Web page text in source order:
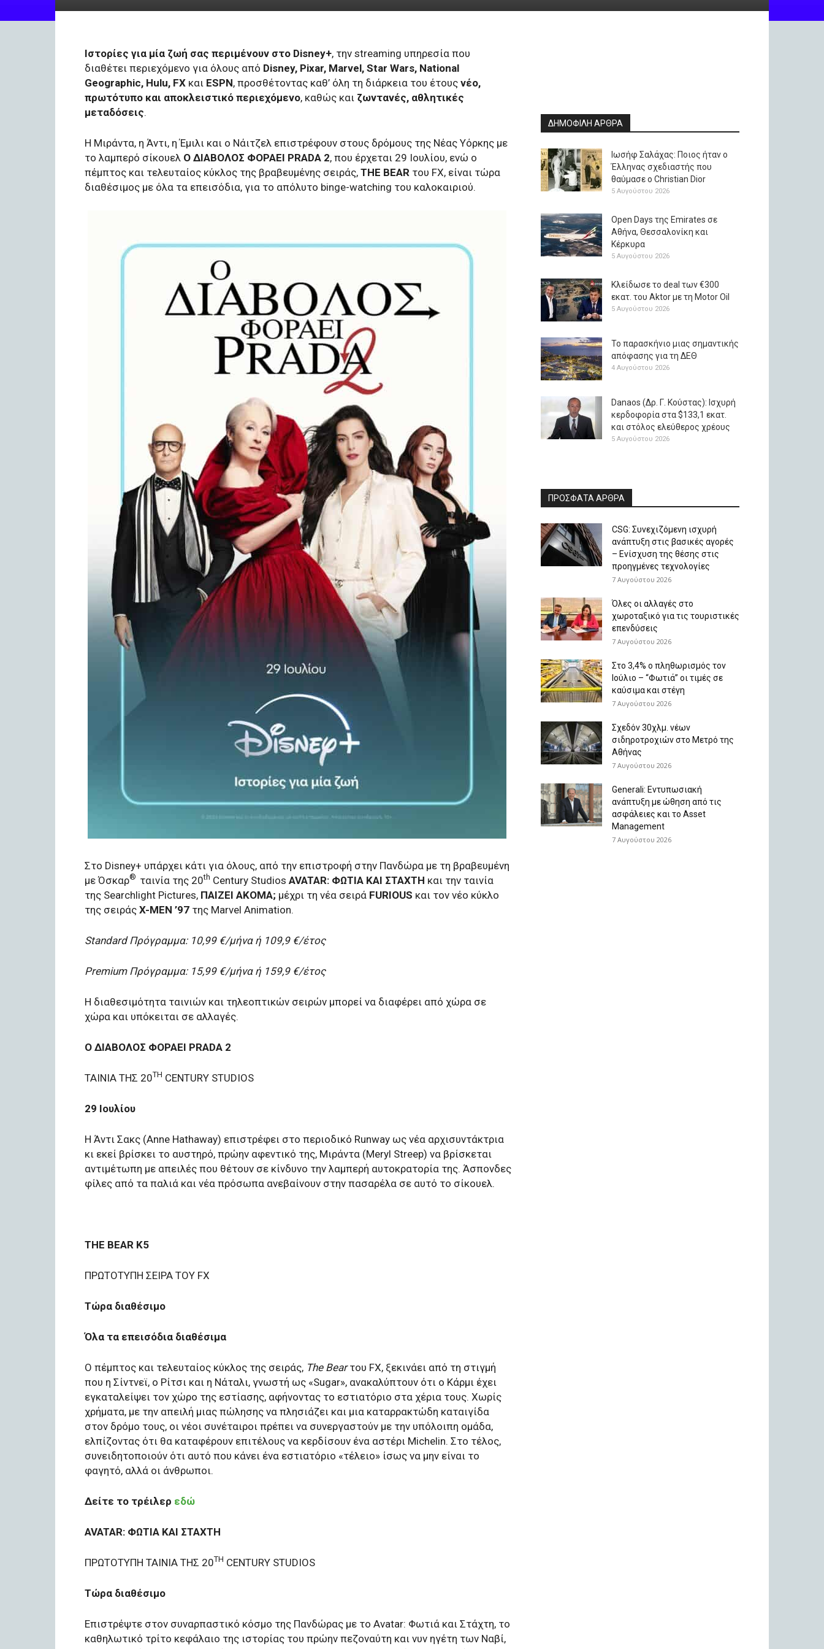
Ιστορίες για μία ζωή σας περιμένουν στο Disney+, την streaming υπηρεσία που
διαθέτει περιεχόμενο για όλους από Disney, Pixar, Marvel, Star Wars, National
Geographic, Hulu, FX και ESPN, προσθέτοντας καθ’ όλη τη διάρκεια του έτους νέο,
πρωτότυπο και αποκλειστικό περιεχόμενο, καθώς και ζωντανές, αθλητικές
μεταδόσεις.
Η Μιράντα, η Άντι, η Έμιλι και ο Νάιτζελ επιστρέφουν στους δρόμους της Νέας Υόρκης με
το λαμπερό σίκουελ Ο ΔΙΑΒΟΛΟΣ ΦΟΡΑΕΙ PRADA 2, που έρχεται 29 Ιουλίου, ενώ ο
πέμπτος και τελευταίος κύκλος της βραβευμένης σειράς, THE BEAR του FX, είναι τώρα
διαθέσιμος με όλα τα επεισόδια, για το απόλυτο binge-watching του καλοκαιριού.
Στο Disney+ υπάρχει κάτι για όλους, από την επιστροφή στην Πανδώρα με τη βραβευμένη
με Όσκαρ® ταινία της 20th Century Studios AVATAR: ΦΩΤΙΑ ΚΑΙ ΣΤΑΧΤΗ και την ταινία
της Searchlight Pictures, ΠΑΙΖΕΙ ΑΚΟΜΑ; μέχρι τη νέα σειρά FURIOUS και τον νέο κύκλο
της σειράς X-MEN ’97 της Marvel Animation.
Standard Πρόγραμμα: 10,99 €/μήνα ή 109,9 €/έτος
Premium Πρόγραμμα: 15,99 €/μήνα ή 159,9 €/έτος
Η διαθεσιμότητα ταινιών και τηλεοπτικών σειρών μπορεί να διαφέρει από χώρα σε
χώρα και υπόκειται σε αλλαγές.
Ο ΔΙΑΒΟΛΟΣ ΦΟΡΑΕΙ PRADA 2
ΤΑΙΝΙΑ ΤΗΣ 20TH CENTURY STUDIOS
29 Ιουλίου
Η Άντι Σακς (Anne Hathaway) επιστρέφει στο περιοδικό Runway ως νέα αρχισυντάκτρια
κι εκεί βρίσκει το αυστηρό, πρώην αφεντικό της, Μιράντα (Meryl Streep) να βρίσκεται
αντιμέτωπη με απειλές που θέτουν σε κίνδυνο την λαμπερή αυτοκρατορία της. Άσπονδες
φίλες από τα παλιά και νέα πρόσωπα ανεβαίνουν στην πασαρέλα σε αυτό το σίκουελ.
THE BEAR Κ5
ΠΡΩΤΟΤΥΠΗ ΣΕΙΡΑ ΤΟΥ FX
Τώρα διαθέσιμο
Όλα τα επεισόδια διαθέσιμα
Ο πέμπτος και τελευταίος κύκλος της σειράς, The Bearτου FX, ξεκινάει από τη στιγμή
που η Σίντνεϊ, ο Ρίτσι και η Νάταλι, γνωστή ως «Sugar», ανακαλύπτουν ότι ο Κάρμι έχει
εγκαταλείψει τον χώρο της εστίασης, αφήνοντας το εστιατόριο στα χέρια τους. Χωρίς
χρήματα, με την απειλή μιας πώλησης να πλησιάζει και μια καταρρακτώδη καταιγίδα
στον δρόμο τους, οι νέοι συνέταιροι πρέπει να συνεργαστούν με την υπόλοιπη ομάδα,
ελπίζοντας ότι θα καταφέρουν επιτέλους να κερδίσουν ένα αστέρι Michelin. Στο τέλος,
συνειδητοποιούν ότι αυτό που κάνει ένα εστιατόριο «τέλειο» ίσως να μην είναι το
φαγητό, αλλά οι άνθρωποι.
Δείτε το τρέιλερ εδώ
AVATAR: ΦΩΤΙΑ ΚΑΙ ΣΤΑΧΤΗ
ΠΡΩΤΟΤΥΠΗ ΤΑΙΝΙΑ ΤΗΣ 20TH CENTURY STUDIOS
Τώρα διαθέσιμο
Επιστρέψτε στον συναρπαστικό κόσμο της Πανδώρας με το Avatar: Φωτιά και Στάχτη, το
καθηλωτικό τρίτο κεφάλαιο της ιστορίας του πρώην πεζοναύτη και νυν ηγέτη των Ναβί,
ΔΗΜΟΦΙΛΗ ΑΡΘΡΑ
Ιωσήφ Σαλάχας: Ποιος ήταν ο
Έλληνας σχεδιαστής που
θαύμασε ο Christian Dior
5 Αυγούστου 2026
Open Days της Emirates σε
Αθήνα, Θεσσαλονίκη και
Κέρκυρα
5 Αυγούστου 2026
Κλείδωσε το deal των €300
εκατ. του Aktor με τη Μotor Oil
5 Αυγούστου 2026
Το παρασκήνιο μιας σημαντικής
απόφασης για τη ΔΕΘ
4 Αυγούστου 2026
Danaos (Δρ. Γ. Κούστας): Ισχυρή
κερδοφορία στα $133,1 εκατ.
και στόλος ελεύθερος χρέους
5 Αυγούστου 2026
ΠΡΟΣΦΑΤΑ ΑΡΘΡΑ
CSG: Συνεχιζόμενη ισχυρή
ανάπτυξη στις βασικές αγορές
– Ενίσχυση της θέσης στις
προηγμένες τεχνολογίες
7 Αυγούστου 2026
Όλες οι αλλαγές στο
χωροταξικό για τις τουριστικές
επενδύσεις
7 Αυγούστου 2026
Στο 3,4% ο πληθωρισμός τον
Ιούλιο – “Φωτιά” οι τιμές σε
καύσιμα και στέγη
7 Αυγούστου 2026
Σχεδόν 30χλμ. νέων
σιδηροτροχιών στο Μετρό της
Αθήνας
7 Αυγούστου 2026
Generali: Eντυπωσιακή
ανάπτυξη με ώθηση από τις
ασφάλειες και το Asset
Management
7 Αυγούστου 2026